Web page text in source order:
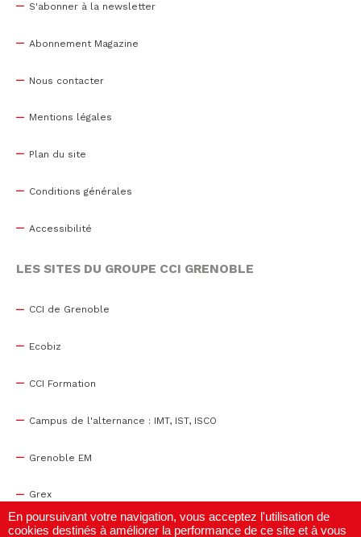
S'abonner à la newsletter
Abonnement Magazine
Nous contacter
Mentions légales
Plan du site
Conditions générales
Accessibilité
LES SITES DU GROUPE CCI GRENOBLE
CCI de Grenoble
Ecobiz
CCI Formation
Campus de l'alternance : IMT, IST, ISCO
Grenoble EM
Grex
WTC Grenoble
En poursuivant votre navigation, vous acceptez l'utilisation de
cookies destinés à améliorer la performance de ce site et à vous